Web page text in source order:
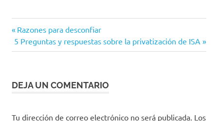
Privatización
Yamid
Navegación
de
Entrada
anterior:
Razones para desconfiar
Siguiente
entrada:
5 Preguntas y respuestas sobre la privatización de ISA
DEJA UN COMENTARIO
Tu dirección de correo electrónico no será publicada. Los